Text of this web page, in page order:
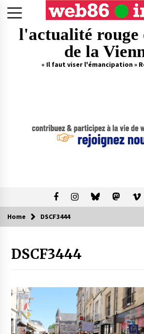
l'actualité rouge
de la
« Il faut viser l'émancipation »
Home DSCF3444
DSCF3444